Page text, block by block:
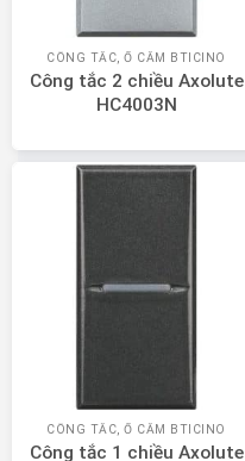
CÔNG TẮC, Ổ CẮM BTICINO
Công tắc 2 chiều Axolute
HC4003N
CÔNG TẮC, Ổ CẮM BTICINO
Công tắc 1 chiều Axolute